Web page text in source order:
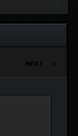
NEXT